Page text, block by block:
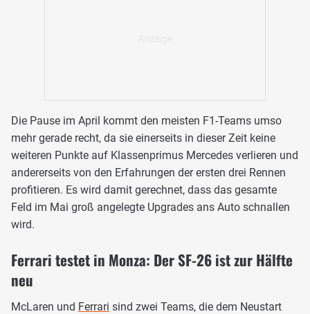
Die Pause im April kommt den meisten F1-Teams umso
mehr gerade recht, da sie einerseits in dieser Zeit keine
weiteren Punkte auf Klassenprimus Mercedes verlieren und
andererseits von den Erfahrungen der ersten drei Rennen
profitieren. Es wird damit gerechnet, dass das gesamte
Feld im Mai groß angelegte Upgrades ans Auto schnallen
wird.
Ferrari testet in Monza: Der SF-26 ist zur Hälfte
neu
McLaren und Ferrari sind zwei Teams, die dem Neustart